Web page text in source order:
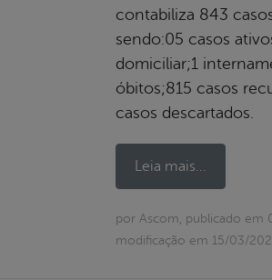
contabiliza 843
sendo:05 casos
domiciliar;1
óbitos;815 casos
casos descartados.
Leia mais...
por Ascom, publicado em
modificação em 15/03/